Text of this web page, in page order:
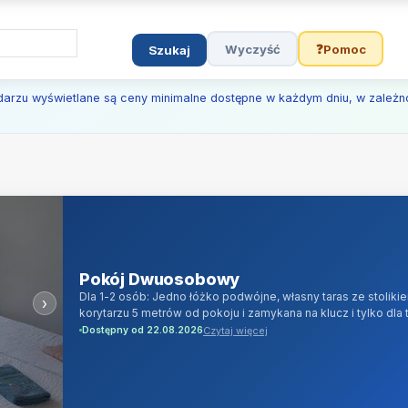
Szukaj Wyczyść ❓Pomoc
wyświetlane są ceny minimalne dostępne w każdym dniu, w
›
Pokój Dwuosobowy
Dla 1-2 osób: Jedno łóżko podwójne, własny taras ze
korytarzu 5 metrów od pokoju i zamykana na klucz i tylko
mikrofalowa, czajnik elektryczny, TV LED Full HD 32 cali, TV
Dostępny od 22.08.2026Czytaj więcej